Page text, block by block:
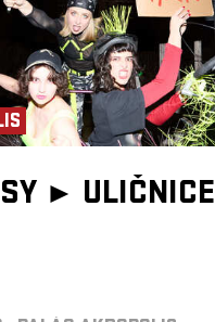
► ULIČNICE